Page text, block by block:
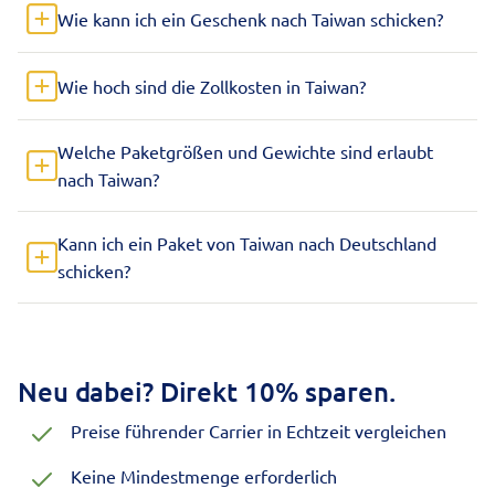
Wie kann ich ein Geschenk nach Taiwan schicken?
Wie hoch sind die Zollkosten in Taiwan?
Welche Paketgrößen und Gewichte sind erlaubt
nach Taiwan?
Kann ich ein Paket von Taiwan nach Deutschland
schicken?
Neu dabei? Direkt 10% sparen.
Preise führender Carrier in Echtzeit vergleichen
Keine Mindestmenge erforderlich